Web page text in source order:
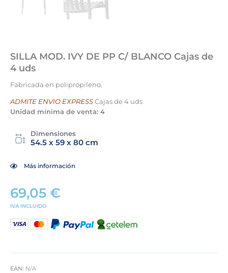
SILLA MOD. IVY DE PP C/ BLANCO Cajas de
4 uds
Fabricada en polipropileno.
ADMITE ENVIO EXPRESSCajas de 4 uds
Unidad mínima de venta: 4
Dimensiones
54.5 x 59 x 80 cm
Más información
69,05 €
IVA INCLUIDO
EAN: N/A